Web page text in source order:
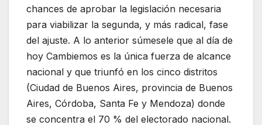
chances de aprobar la legislación necesaria
para viabilizar la segunda, y más radical, fase
del ajuste. A lo anterior súmesele que al día de
hoy Cambiemos es la única fuerza de alcance
nacional y que triunfó en los cinco distritos
(Ciudad de Buenos Aires, provincia de Buenos
Aires, Córdoba, Santa Fe y Mendoza) donde
se concentra el 70 % del electorado nacional.